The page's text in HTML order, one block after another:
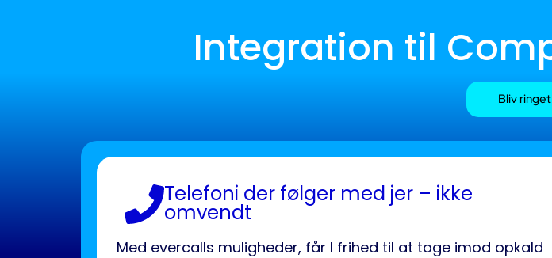
Integration til
Bliv
Telefoni der følger med jer – ikke
omvendt
Med evercalls muligheder, får I frihed til at tage imod opkald